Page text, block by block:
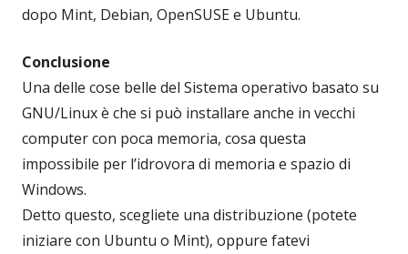
dopo Mint, Debian, OpenSUSE e Ubuntu.
Conclusione
Una delle cose belle del Sistema operativo basato su
GNU/Linux è che si può installare anche in vecchi
computer con poca memoria, cosa questa
impossibile per l’idrovora di memoria e spazio di
Windows.
Detto questo, scegliete una distribuzione (potete
iniziare con Ubuntu o Mint), oppure fatevi